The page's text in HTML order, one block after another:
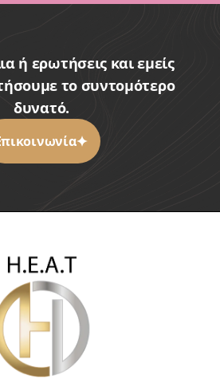
ή ερωτήσεις και εμείς
το συντομότερο
δυνατό.